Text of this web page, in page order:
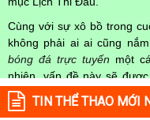
Cùng với sự xô bồ trong
không phải ai ai cũng
bóng đá trực tuyến một
nhiên, vấn đề này sẽ
truy cập vào chuyên mục
mọi người hoàn toàn nắm
TIN THỂ THAO MỚI